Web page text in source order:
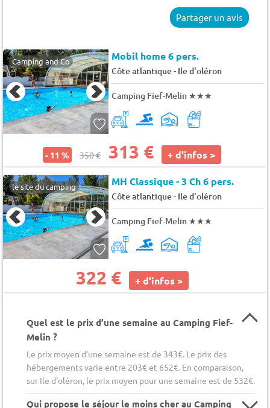
Partager un avis
Camping and Co Mobil home 6 pers.
Côte atlantique- Ile d'oléron
Camping Fief-Melin ★★★
- 11 % 350 € 313 € + d'infos >
le site du camping MH Classique - 3 Ch 6 pers.
Côte atlantique- Ile d'oléron
Camping Fief-Melin ★★★
322 € + d'infos >
Quel est le prix d’une semaine au Camping Fief-
Melin ?
Le prix moyen d’une semaine est de 343€. Le prix des
hébergements varie entre 203€ et 652€. En comparaison,
sur Ile d'oléron, le prix moyen pour une semaine est de 532€.
Qui propose le séjour le moins cher au Camping